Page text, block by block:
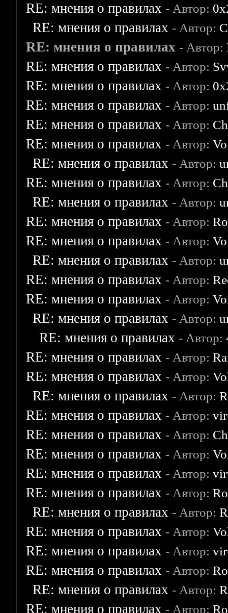
RE: мнения о правилах - Автор:
RE: мнения о правилах - Автор:
RE: мнения о правилах - Автор:
RE: мнения о правилах - Автор:
RE: мнения о правилах - Автор:
RE: мнения о правилах - Автор:
RE: мнения о правилах - Автор:
RE: мнения о правилах - Автор:
RE: мнения о правилах - Автор:
RE: мнения о правилах - Автор:
RE: мнения о правилах - Автор:
RE: мнения о правилах - Автор:
RE: мнения о правилах - Автор:
RE: мнения о правилах - Автор:
RE: мнения о правилах - Автор:
RE: мнения о правилах - Автор:
RE: мнения о правилах - Автор:
RE: мнения о правилах - Автор:
RE: мнения о правилах - Автор:
RE: мнения о правилах - Автор:
RE: мнения о правилах - Автор:
RE: мнения о правилах - Автор:
RE: мнения о правилах - Автор:
RE: мнения о правилах - Автор:
RE: мнения о правилах - Автор:
RE: мнения о правилах - Автор:
RE: мнения о правилах - Автор:
RE: мнения о правилах - Автор:
RE: мнения о правилах - Автор:
RE: мнения о правилах - Автор:
RE: мнения о правилах - Автор:
RE: мнения о правилах - Автор: